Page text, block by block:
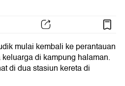
mulai kembali ke perantauan
di kampung halaman.
di dua stasiun kereta di